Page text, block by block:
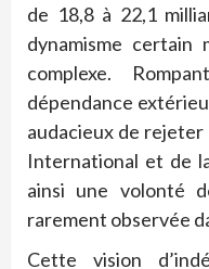
de 18,8 à 22,1
dynamisme certain
complexe.
dépendance
audacieux de
International et de
ainsi une volonté
rarement observée
Cette vision